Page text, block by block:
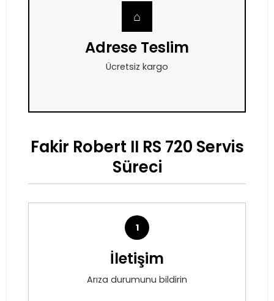
⌂
Adrese Teslim
Ücretsiz kargo
Fakir Robert II RS 720 Servis
Süreci
1
İletişim
Arıza durumunu bildirin